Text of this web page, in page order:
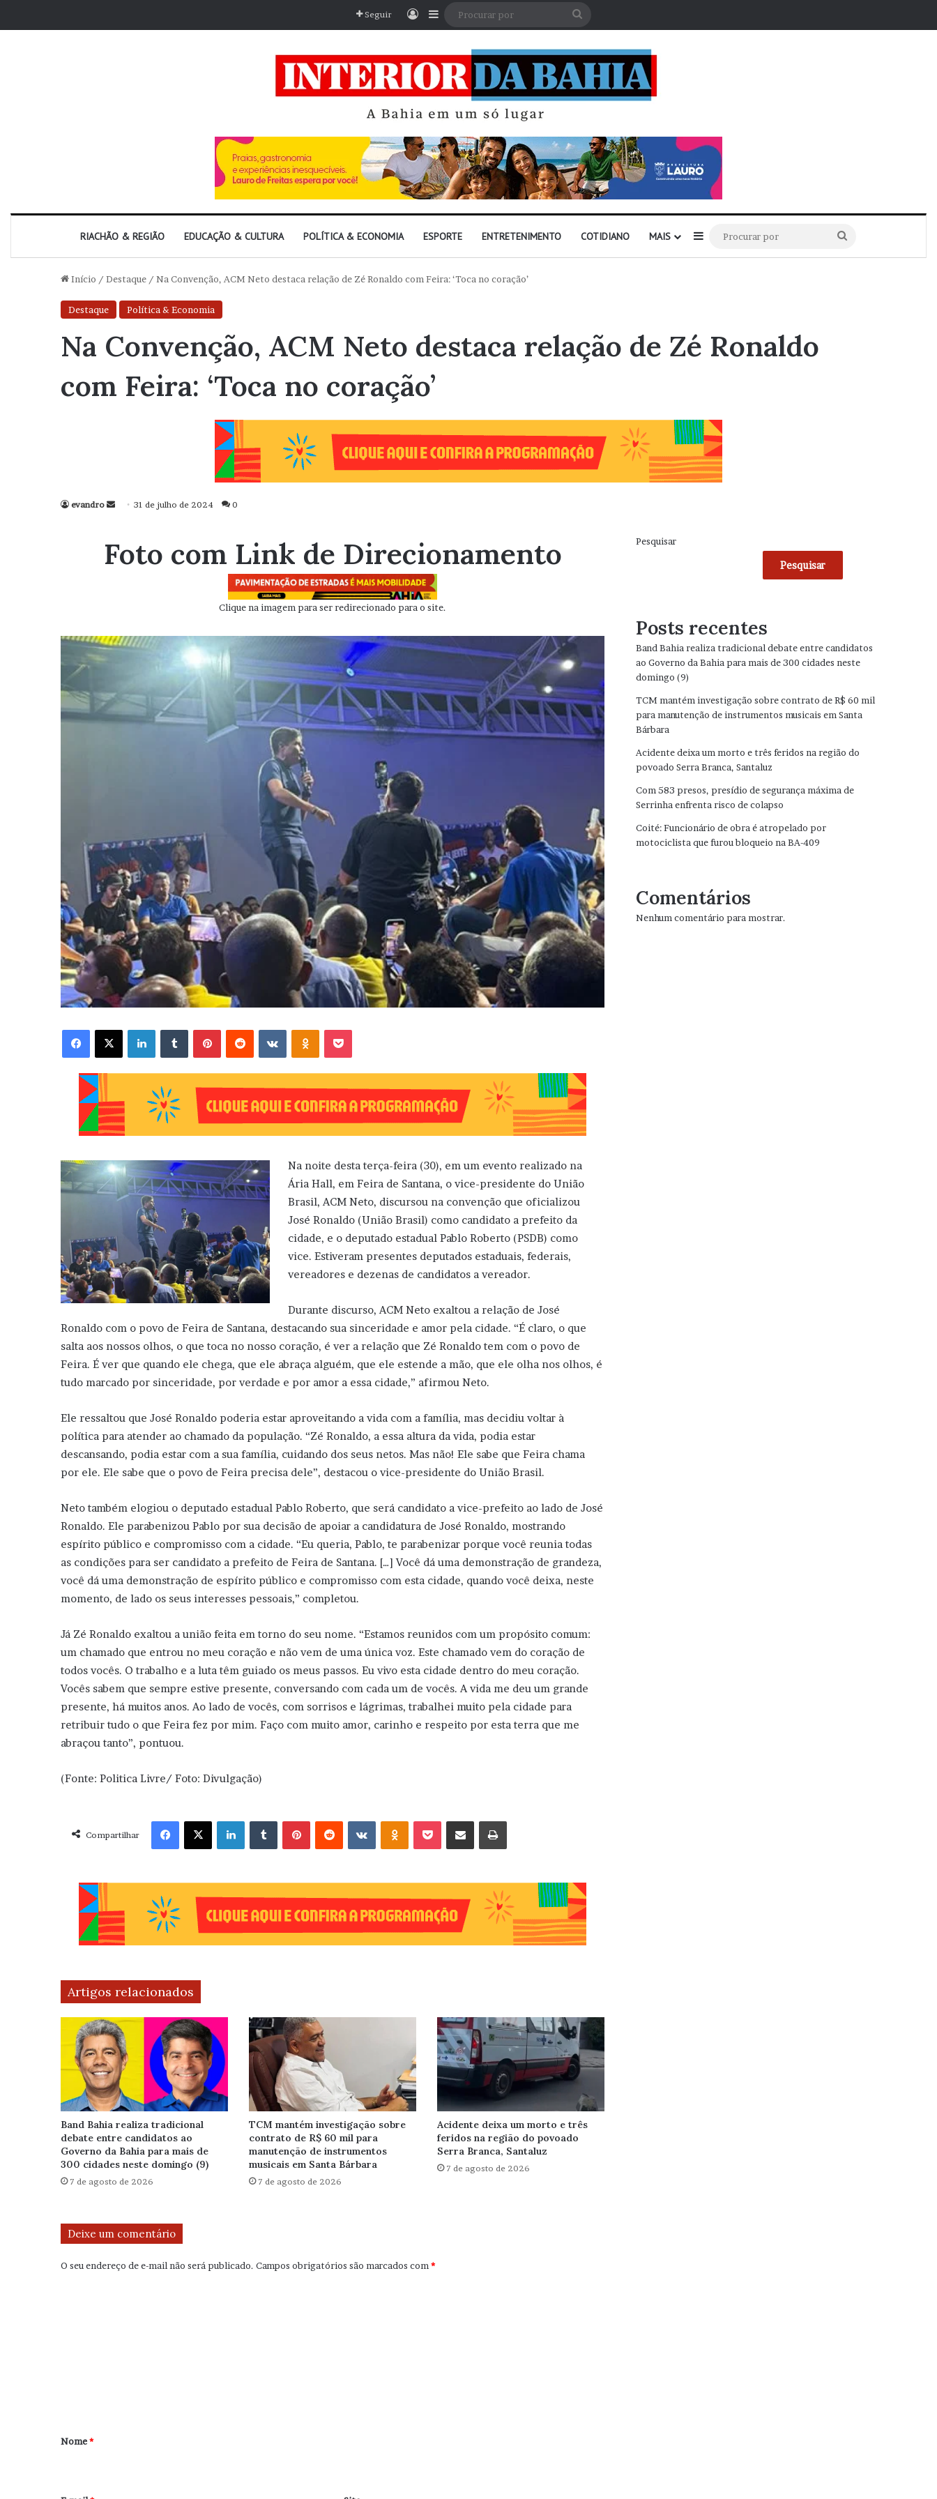
Seguir EntrarBarra Lateral
RIACHÃO & REGIÃO EDUCAÇÃO & CULTURA POLÍTICA & ECONOMIA ESPORTE ENTRETENIMENTO COTIDIANO MAIS Barra Lateral
por
Início / Destaque / Na Convenção, ACM Neto destaca relação de Zé Ronaldo com Feira: ‘Toca no coração’
Destaque Política & Economia
Na Convenção, ACM Neto destaca relação de Zé Ronaldo
com Feira: ‘Toca no coração’
evandro
Mande
mail
31 de julho de 2024 0
Foto com Link de Direcionamento
Clique na imagem para ser redirecionado para o site.
Facebook X Linkedin VK OK
Na noite desta terça-feira (30), em um evento realizado na
Ária Hall, em Feira de Santana, o vice-presidente do União
Brasil, ACM Neto, discursou na convenção que oficializou
José Ronaldo (União Brasil) como candidato a prefeito da
cidade, e o deputado estadual Pablo Roberto (PSDB) como
vice. Estiveram presentes deputados estaduais, federais,
vereadores e dezenas de candidatos a vereador.
Durante discurso, ACM Neto exaltou a relação de José
Ronaldo com o povo de Feira de Santana, destacando sua sinceridade e amor pela cidade. “É claro, o que
salta aos nossos olhos, o que toca no nosso coração, é ver a relação que Zé Ronaldo tem com o povo de
Feira. É ver que quando ele chega, que ele abraça alguém, que ele estende a mão, que ele olha nos olhos, é
tudo marcado por sinceridade, por verdade e por amor a essa cidade,” afirmou Neto.
Ele ressaltou que José Ronaldo poderia estar aproveitando a vida com a família, mas decidiu voltar à
política para atender ao chamado da população. “Zé Ronaldo, a essa altura da vida, podia estar
descansando, podia estar com a sua família, cuidando dos seus netos. Mas não! Ele sabe que Feira chama
por ele. Ele sabe que o povo de Feira precisa dele”, destacou o vice-presidente do União Brasil.
Neto também elogiou o deputado estadual Pablo Roberto, que será candidato a vice-prefeito ao lado de José
Ronaldo. Ele parabenizou Pablo por sua decisão de apoiar a candidatura de José Ronaldo, mostrando
espírito público e compromisso com a cidade. “Eu queria, Pablo, te parabenizar porque você reunia todas
as condições para ser candidato a prefeito de Feira de Santana. […] Você dá uma demonstração de grandeza,
você dá uma demonstração de espírito público e compromisso com esta cidade, quando você deixa, neste
momento, de lado os seus interesses pessoais,” completou.
Já Zé Ronaldo exaltou a união feita em torno do seu nome. “Estamos reunidos com um propósito comum:
um chamado que entrou no meu coração e não vem de uma única voz. Este chamado vem do coração de
todos vocês. O trabalho e a luta têm guiado os meus passos. Eu vivo esta cidade dentro do meu coração.
Vocês sabem que sempre estive presente, conversando com cada um de vocês. A vida me deu um grande
presente, há muitos anos. Ao lado de vocês, com sorrisos e lágrimas, trabalhei muito pela cidade para
retribuir tudo o que Feira fez por mim. Faço com muito amor, carinho e respeito por esta terra que me
abraçou tanto”, pontuou.
(Fonte: Politica Livre/ Foto: Divulgação)
Compartilhar
Facebook X Linkedin VK OK
Artigos relacionados
Band Bahia realiza tradicional
debate entre candidatos ao
Governo da Bahia para mais de
300 cidades neste domingo (9)
7 de agosto de 2026
TCM mantém investigação sobre
contrato de R$ 60 mil para
manutenção de instrumentos
musicais em Santa Bárbara
7 de agosto de 2026
Acidente deixa um morto e três
feridos na região do povoado
Serra Branca, Santaluz
7 de agosto de 2026
Deixe um comentário
O seu endereço de e-mail não será publicado. Campos obrigatórios são marcados com *
r
Nome*
Pesquisar
Pesquisar
Posts recentes
Band Bahia realiza tradicional debate entre candidatos
ao Governo da Bahia para mais de 300 cidades neste
domingo (9)
TCM mantém investigação sobre contrato de R$ 60 mil
para manutenção de instrumentos musicais em Santa
Bárbara
Acidente deixa um morto e três feridos na região do
povoado Serra Branca, Santaluz
Com 583 presos, presídio de segurança máxima de
Serrinha enfrenta risco de colapso
Coité: Funcionário de obra é atropelado por
motociclista que furou bloqueio na BA-409
Comentários
Nenhum comentário para mostrar.